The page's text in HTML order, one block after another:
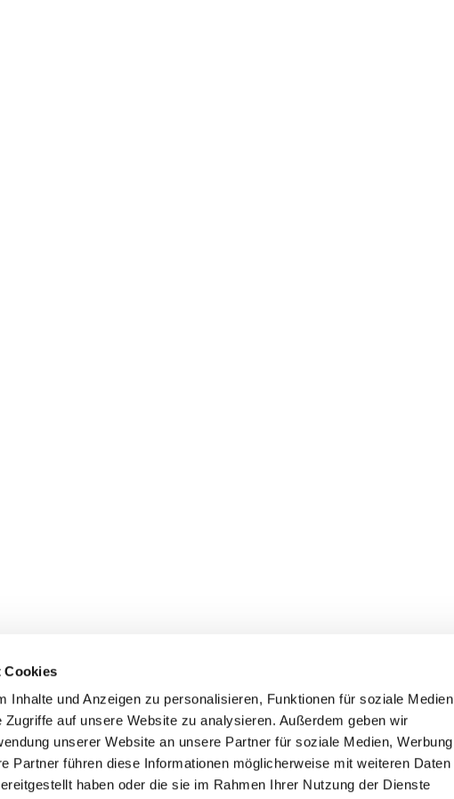
Cookies
Inhalte und Anzeigen zu personalisieren, Funktionen für soziale Medien
Zugriffe auf unsere Website zu analysieren. Außerdem geben wir
unserer Website an unsere Partner für soziale Medien, Werbung
Partner führen diese Informationen möglicherweise mit weiteren Daten
haben oder die sie im Rahmen Ihrer Nutzung der Dienste